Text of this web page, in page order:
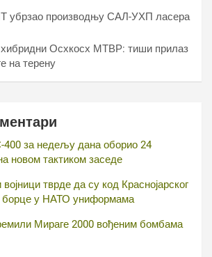
убрзао производњу САЛ-УХП ласера
хибридни Осхкосх МТВР: тиши прилаз
на терену
400 за недељу дана оборио 24
новом тактиком заседе
војници тврде да су код Краснојарског
борце у НАТО униформама
Мираге 2000 вођеним бомбама